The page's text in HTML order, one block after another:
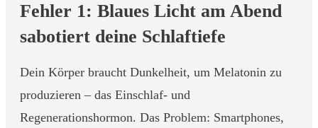
Fehler 1: Blaues Licht am Abend
sabotiert deine Schlaftiefe
Dein Körper braucht Dunkelheit, um Melatonin zu
produzieren – das Einschlaf- und
Regenerationshormon. Das Problem: Smartphones,